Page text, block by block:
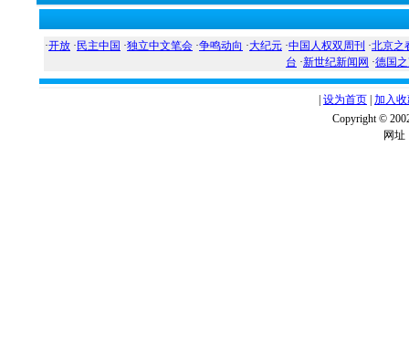
·开放 · 民主中国 ·独立中文笔会 ·争鸣动向 ·大纪元 ·中国人权双周刊 ·北京之
台 ·新世纪新闻网 ·德国
设为首页 加入
Copyright ©
网址